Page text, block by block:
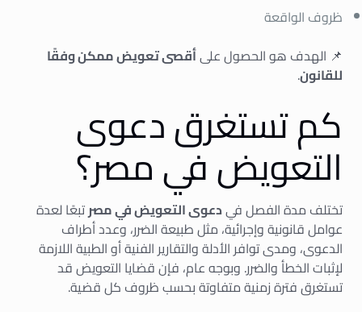
ظروف الواقعة
📌 الهدف هو الحصول علىأقصى تعويض ممكن وفقًا
للقانون.
كم تستغرق دعوى
التعويض في مصر؟
تختلف مدة الفصل فيدعوى التعويض في مصرتبعًا لعدة
عوامل قانونية وإجرائية، مثل طبيعة الضرر، وعدد أطراف
الدعوى، ومدى توافر الأدلة والتقارير الفنية أو الطبية اللازمة
لإثبات الخطأ والضرر. وبوجه عام، فإن قضايا التعويض قد
تستغرق فترة زمنية متفاوتة بحسب ظروف كل قضية.